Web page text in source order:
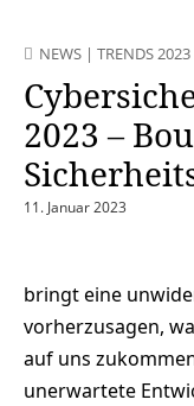
NEWS | TRENDS 2023
2023 –
11. Januar 2023
bringt eine
vorherzusagen,
auf uns
unerwartete